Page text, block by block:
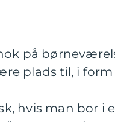
på
plads til, i
hvis man bor i